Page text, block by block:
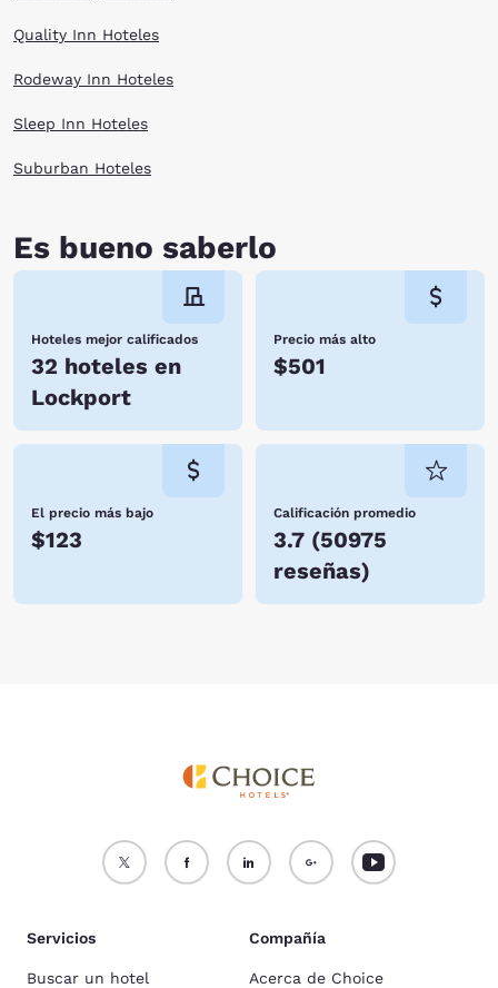
Quality Inn Hoteles
Rodeway Inn Hoteles
Sleep Inn Hoteles
Suburban Hoteles
Es bueno saberlo
Hoteles mejor calificados
32 hoteles en
Lockport
Precio más alto
$501
El precio más bajo
$123
Calificación promedio
3.7 (50975
reseñas)
Servicios
Buscar un hotel
Compañía
Acerca de Choice